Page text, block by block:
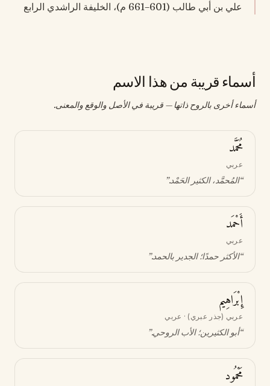
علي بن أبي طالب (601–661 م)، الخليفة الراشدي الرابع
أسماء قريبة من هذا الاسم
أسماء أخرى بالروح ذاتها — قريبة في الأصل والوقع والمعنى.
مُحَمَّد
عربي
“المُحمَّد، الكثير الحَمْد.”
أَحْمَد
عربي
“الأكثر حمدًا؛ الجدير بالحمد.”
إِبْرَاهِيم
عربي (جذر عبري) · عربي
“أبو الكثيرين؛ الأب الروحي.”
مَحْمُود